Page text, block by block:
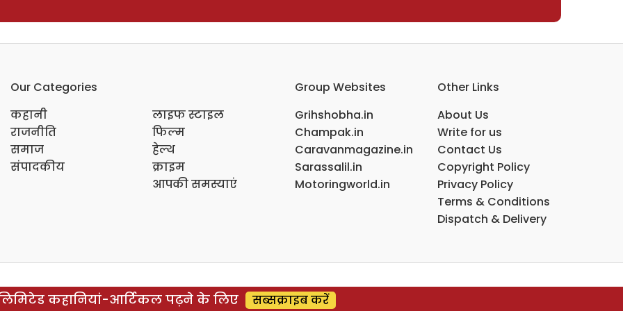
Our Categories
कहानी
राजनीति
समाज
संपादकीय
लाइफ स्टाइल
फिल्म
हेल्थ
क्राइम
आपकी समस्याएं
Group Websites
Grihshobha.in
Champak.in
Caravanmagazine.in
Sarassalil.in
Motoringworld.in
Other Links
About Us
Write for us
Contact Us
Copyright Policy
Privacy Policy
Terms & Conditions
Dispatch & Delivery
कहानियां-आर्टिकल पढ़ने के लिए सब्सक्राइब करें